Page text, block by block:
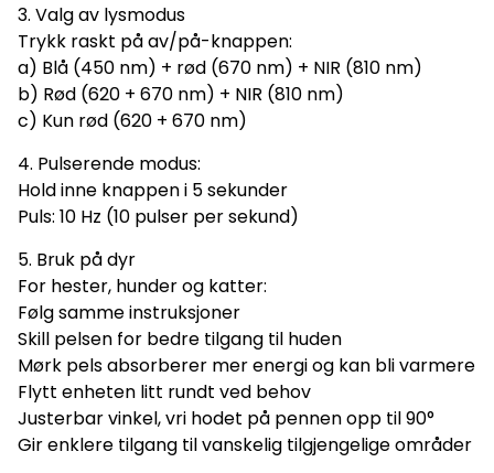
3. Valg av lysmodus
Trykk raskt på av/på-knappen:
a) Blå (450 nm) + rød (670 nm) + NIR (810 nm)
b) Rød (620 + 670 nm) + NIR (810 nm)
c) Kun rød (620 + 670 nm)
4. Pulserende modus:
Hold inne knappen i 5 sekunder
Puls: 10 Hz (10 pulser per sekund)
5. Bruk på dyr
For hester, hunder og katter:
Følg samme instruksjoner
Skill pelsen for bedre tilgang til huden
Mørk pels absorberer mer energi og kan bli varmere
Flytt enheten litt rundt ved behov
Justerbar vinkel, vri hodet på pennen opp til 90°
Gir enklere tilgang til vanskelig tilgjengelige områder